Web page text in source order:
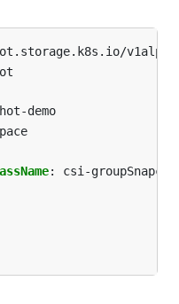
demo
:
csi-